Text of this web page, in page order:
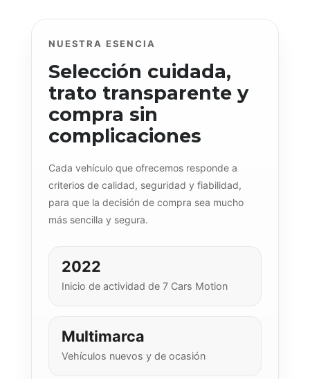
NUESTRA ESENCIA
Selección cuidada,
trato transparente y
compra sin
complicaciones
Cada vehículo que ofrecemos responde a
criterios de calidad, seguridad y fiabilidad,
para que la decisión de compra sea mucho
más sencilla y segura.
2022
Inicio de actividad de 7 Cars Motion
Multimarca
Vehículos nuevos y de ocasión